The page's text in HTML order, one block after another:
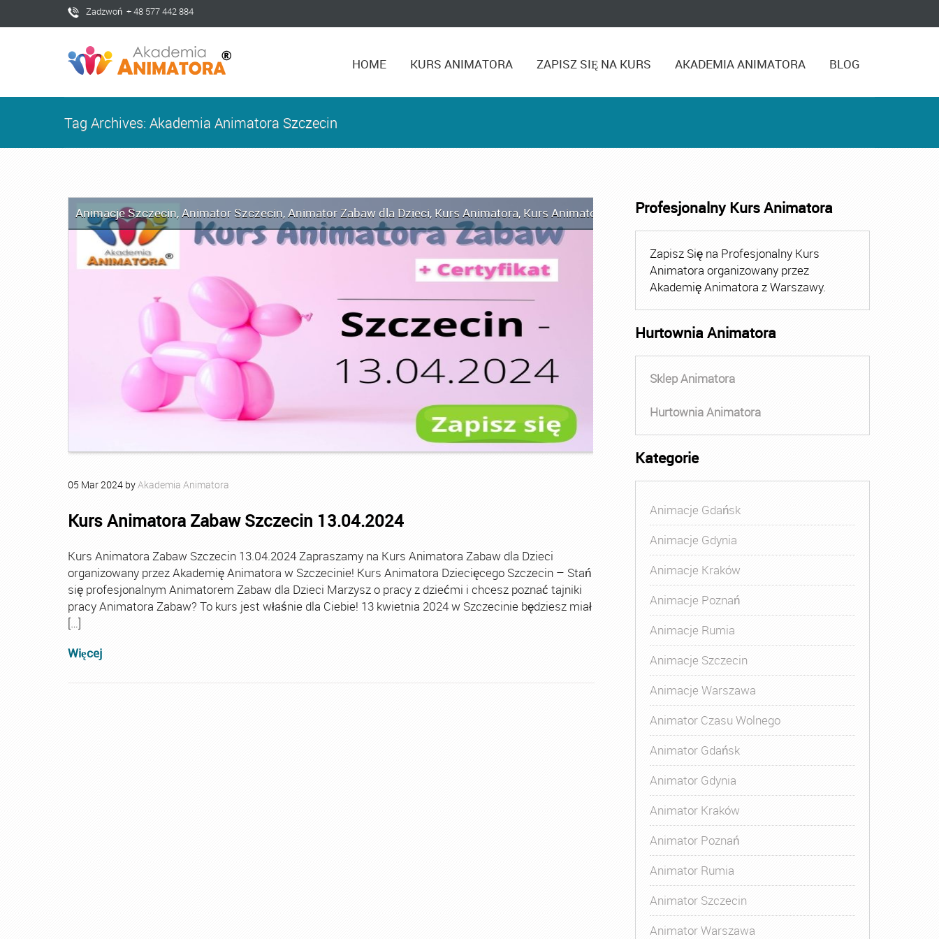
Zadzwoń + 48 577 442 884
HOME KURS ANIMATORA ZAPISZ SIĘ NA KURS AKADEMIA ANIMATORA BLOG
Tag Archives: Akademia Animatora Szczecin
Animacje Szczecin,Animator Szczecin,Animator Zabaw dla Dzieci, Kurs Animatora, Kurs Animatora Czasu Wolnego,Kurs Animatora Czasu Wolnego Szczecin
05 Mar2024 byAkademia Animatora
Kurs Animatora Zabaw Szczecin 13.04.2024
Kurs Animatora Zabaw Szczecin 13.04.2024 Zapraszamy na Kurs Animatora Zabaw dla Dzieci
organizowany przez Akademię Animatora w Szczecinie! Kurs Animatora Dziecięcego Szczecin – Stań
się profesjonalnym Animatorem Zabaw dla Dzieci Marzysz o pracy z dziećmi i chcesz poznać tajniki
pracy Animatora Zabaw? To kurs jest właśnie dla Ciebie! 13 kwietnia 2024 w Szczecinie będziesz miał
[…]
Więcej
Profesjonalny Kurs Animatora
Zapisz Się na Profesjonalny Kurs
Animatora organizowany przez
Akademię Animatora z Warszawy.
Hurtownia Animatora
Sklep Animatora
Hurtownia Animatora
Kategorie
Animacje Gdańsk
Animacje Gdynia
Animacje Kraków
Animacje Poznań
Animacje Rumia
Animacje Szczecin
Animacje Warszawa
Animator Czasu Wolnego
Animator Gdańsk
Animator Gdynia
Animator Kraków
Animator Poznań
Animator Rumia
Animator Szczecin
Animator Warszawa